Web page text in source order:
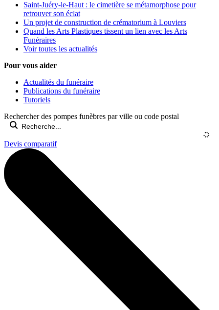
Saint-Juéry-le-Haut : le cimetière se métamorphose pour
retrouver son éclat
Un projet de construction de crématorium à Louviers
Quand les Arts Plastiques tissent un lien avec les Arts
Funéraires
Voir toutes les actualités
Pour vous aider
Actualités du funéraire
Publications du funéraire
Tutoriels
Rechercher des pompes funèbres par ville ou code postal
Devis comparatif